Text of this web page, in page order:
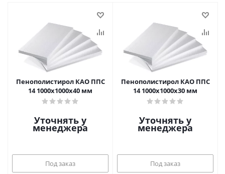
Пенополистирол КАО ППС
14 1000х1000х40 мм
Уточнять у
менеджера
Под заказ
Пенополистирол КАО ППС
14 1000х1000х30 мм
Уточнять у
менеджера
Под заказ